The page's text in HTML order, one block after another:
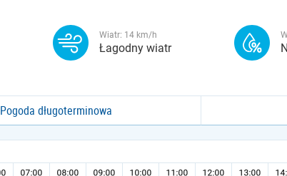
Wiatr: 14 km/h
Łagodny wiatr
Pogoda długoterminowa